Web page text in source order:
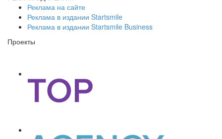
Реклама на сайте
Реклама в издании Startsmile
Реклама в издании Startsmile Business
Проекты